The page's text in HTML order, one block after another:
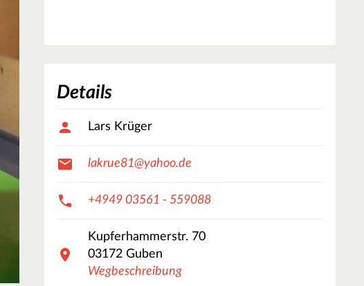
Details
Lars Krüger
lakrue81@yahoo.de
+4949 03561 - 559088
Kupferhammerstr. 70
03172 Guben
Wegbeschreibung